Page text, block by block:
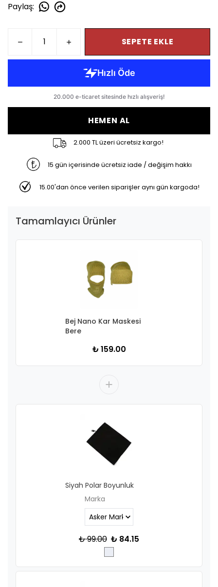
Paylaş:
SEPETE EKLE
HEMEN AL
2.000 TL üzeri ücretsiz kargo!
15 gün içerisinde ücretsiz iade / değişim hakkı
15.00'dan önce verilen siparişler aynı gün kargoda!
Tamamlayıcı Ürünler
Bej Nano Kar Maskesi
Bere
₺ 159.00
Siyah Polar Boyunluk
Marka
₺ 99.00 ₺ 84.15